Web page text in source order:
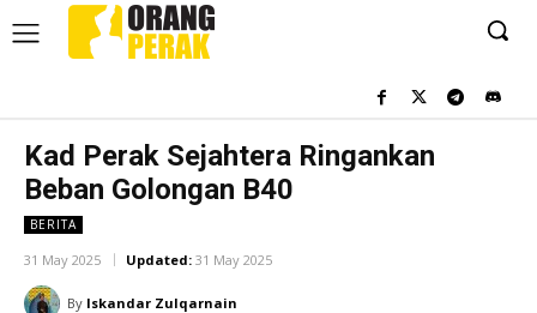
Kad Perak Sejahtera Ringankan
Beban Golongan B40
BERITA
31 May 2025 Updated: 31 May 2025
By Iskandar Zulqarnain